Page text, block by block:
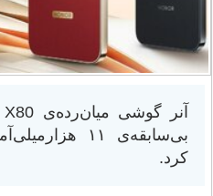
بی‌سابقه‌ی ۱۱
کرد.